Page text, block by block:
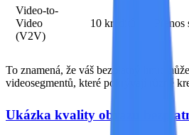
Video-to-
Video
(V2V)
10 kreditů
To znamená, že váš bezplatný limit
videosegmentů, které pokrývají různé
Ukázka kvality obrazu